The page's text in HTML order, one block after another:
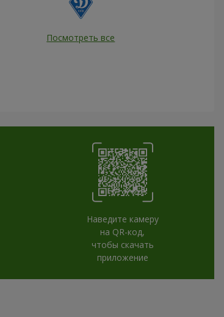
Посмотреть все
Наведите камеру
на QR-код,
чтобы скачать
приложение